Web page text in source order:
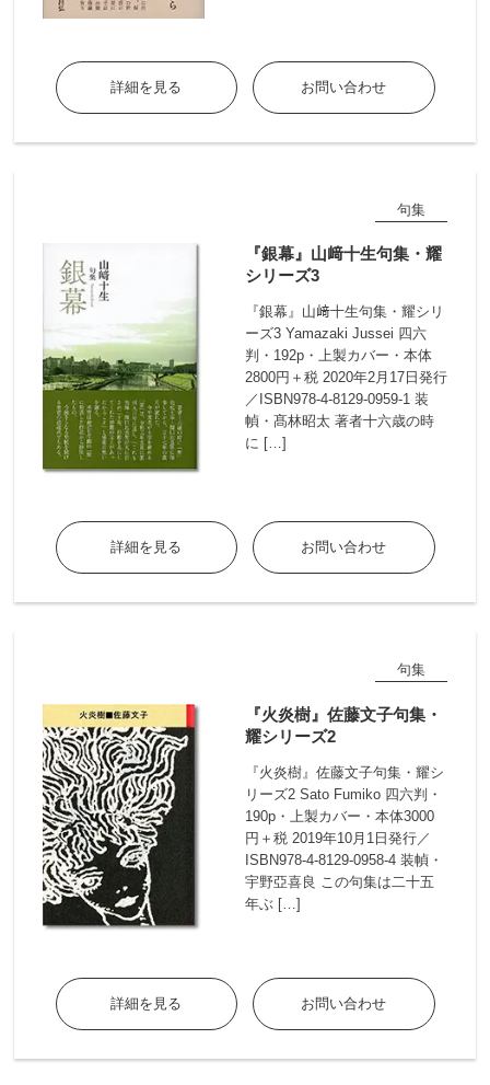
詳細を見る お問い合わせ
句集
『銀幕』山﨑十生句集・耀
シリーズ3
『銀幕』山﨑十生句集・耀シリ
ーズ3 Yamazaki Jussei 四六
判・192p・上製カバー・本体
2800円＋税 2020年2月17日発行
／ISBN978-4-8129-0959-1 装
幀・髙林昭太 著者十六歳の時
に […]
詳細を見る お問い合わせ
句集
『火炎樹』佐藤文子句集・
耀シリーズ2
『火炎樹』佐藤文子句集・耀シ
リーズ2 Sato Fumiko 四六判・
190p・上製カバー・本体3000
円＋税 2019年10月1日発行／
ISBN978-4-8129-0958-4 装幀・
宇野亞喜良 この句集は二十五
年ぶ […]
詳細を見る お問い合わせ